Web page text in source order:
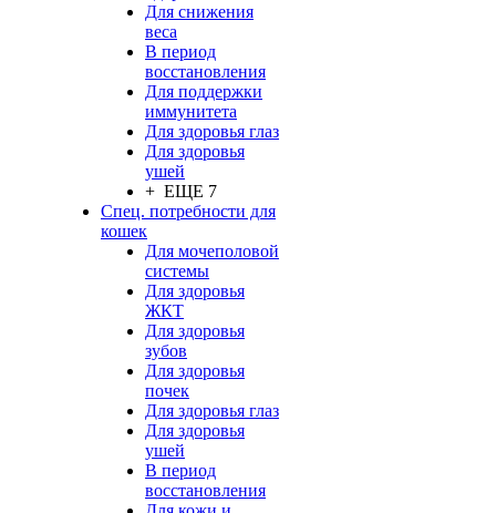
Для снижения
веса
В период
восстановления
Для поддержки
иммунитета
Для здоровья глаз
Для здоровья
ушей
+ ЕЩЕ 7
Спец. потребности для
кошек
Для мочеполовой
системы
Для здоровья
ЖКТ
Для здоровья
зубов
Для здоровья
почек
Для здоровья глаз
Для здоровья
ушей
В период
восстановления